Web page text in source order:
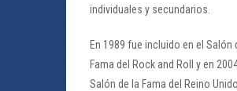
individuales y secundarios.
En 1989 fue incluido en el Salón
Fama del Rock and Roll y en
Salón de la Fama del Reino